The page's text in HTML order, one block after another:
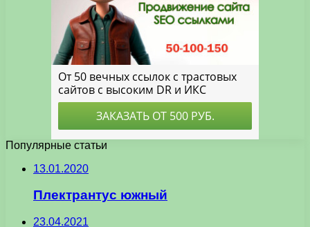
Популярные статьи
13.01.2020
Плектрантус южный
23.04.2021